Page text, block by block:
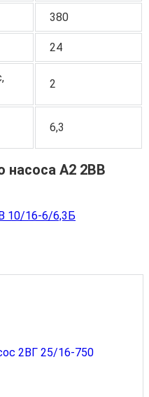
380
24
2
6,3
насоса А2 2ВВ